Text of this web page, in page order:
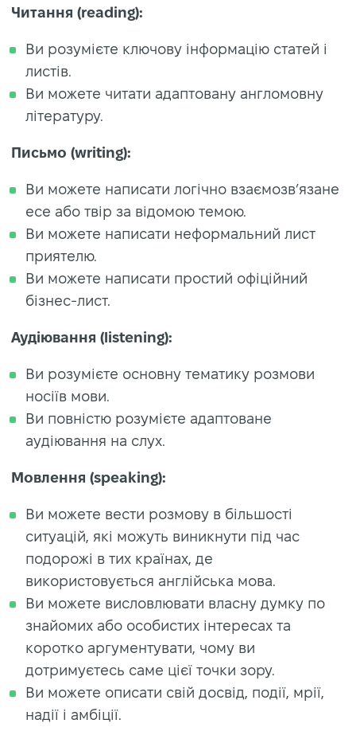
Читання (reading):
Ви розумієте ключову інформацію статей і
листів.
Ви можете читати адаптовану англомовну
літературу.
Письмо (writing):
Ви можете написати логічно взаємозв’язане
есе або твір за відомою темою.
Ви можете написати неформальний лист
приятелю.
Ви можете написати простий офіційний
бізнес-лист.
Аудiювання (listening):
Ви розумієте основну тематику розмови
носіїв мови.
Ви повністю розумієте адаптоване
аудіювання на слух.
Мовлення (speaking):
Ви можете вести розмову в більшості
ситуацій, які можуть виникнути під час
подорожі в тих країнах, де
використовується англійська мова.
Ви можете висловлювати власну думку по
знайомих або особистих інтересах та
коротко аргументувати, чому ви
дотримуєтесь саме цієї точки зору.
Ви можете описати свій досвід, події, мрії,
надії і амбіції.